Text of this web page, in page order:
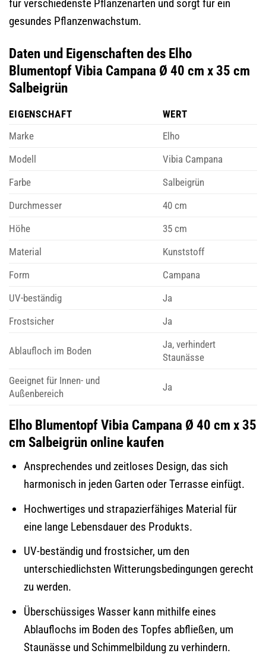
für verschiedenste Pflanzenarten und sorgt für ein
gesundes Pflanzenwachstum.
Daten und Eigenschaften des Elho
Blumentopf Vibia Campana Ø 40 cm x 35 cm
Salbeigrün
EIGENSCHAFT
WERT
Marke
Elho
Modell
Vibia Campana
Farbe
Salbeigrün
Durchmesser
40 cm
Höhe
35 cm
Material
Kunststoff
Form
Campana
UV-beständig
Ja
Frostsicher
Ja
Ablaufloch im Boden
Ja, verhindert
Staunässe
Geeignet für Innen- und
Außenbereich
Ja
Elho Blumentopf Vibia Campana Ø 40 cm x 35
cm Salbeigrün online kaufen
Ansprechendes und zeitloses Design, das sich
harmonisch in jeden Garten oder Terrasse einfügt.
Hochwertiges und strapazierfähiges Material für
eine lange Lebensdauer des Produkts.
UV-beständig und frostsicher, um den
unterschiedlichsten Witterungsbedingungen gerecht
zu werden.
Überschüssiges Wasser kann mithilfe eines
Ablauflochs im Boden des Topfes abfließen, um
Staunässe und Schimmelbildung zu verhindern.